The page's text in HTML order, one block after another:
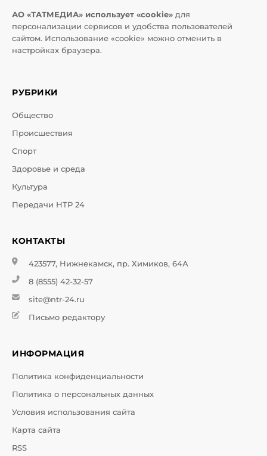
АО «ТАТМЕДИА» использует «cookie» для
персонализации сервисов и удобства пользователей
сайтом. Использование «cookie» можно отменить в
настройках браузера.
РУБРИКИ
Общество
Происшествия
Спорт
Здоровье и среда
Культура
Передачи НТР 24
КОНТАКТЫ
423577, Нижнекамск, пр. Химиков, 64А
8 (8555) 42-32-57
site@ntr-24.ru
Письмо редактору
ИНФОРМАЦИЯ
Политика конфиденциальности
Политика о персональных данных
Условия использования сайта
Карта сайта
RSS